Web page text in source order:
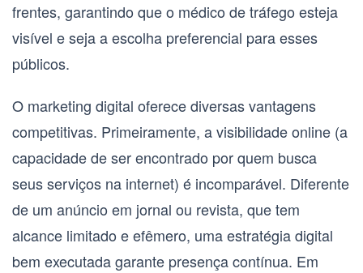
frentes, garantindo que o médico de tráfego esteja
visível e seja a escolha preferencial para esses
públicos.
O marketing digital oferece diversas vantagens
competitivas. Primeiramente, avisibilidade online (a
capacidade de ser encontrado por quem busca
seus serviços na internet) é incomparável. Diferente
de um anúncio em jornal ou revista, que tem
alcance limitado e efêmero, uma estratégia digital
bem executada garante presença contínua. Em